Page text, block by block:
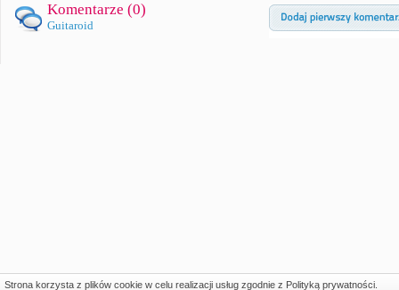
Komentarze (0)
Guitaroid
Strona korzysta z plików cookie w celu realizacji usług zgodnie z Polityką prywatności.